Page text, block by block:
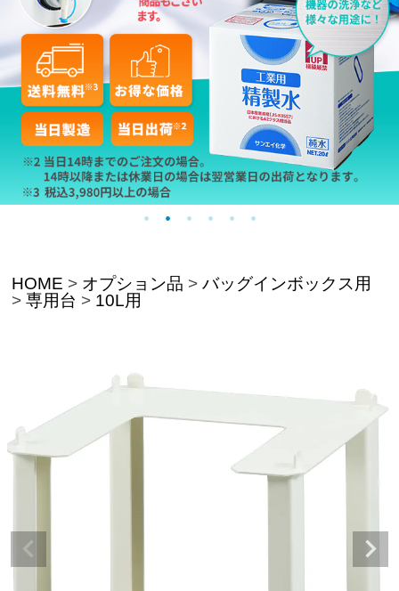
HOME オプション品
バッグインボックス用
専用台
10L用